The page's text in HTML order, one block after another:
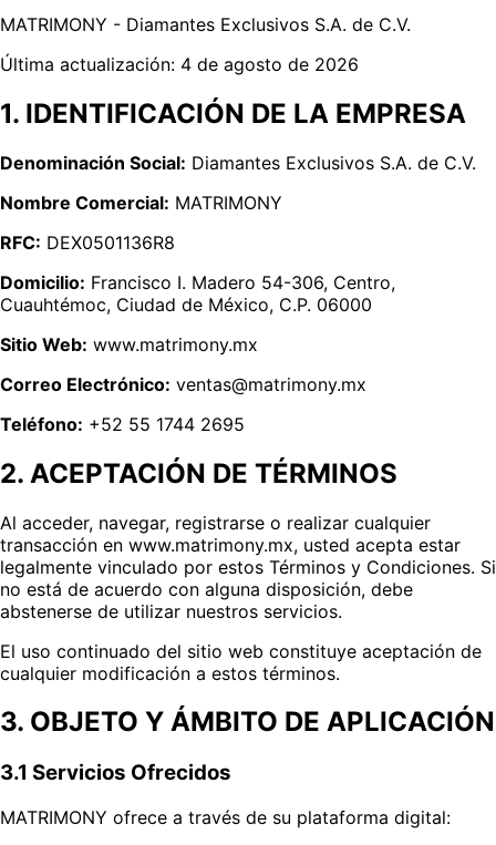
MATRIMONY - Diamantes Exclusivos S.A. de C.V.
Última actualización: 4 de agosto de 2026
1. IDENTIFICACIÓN DE LA EMPRESA
Denominación Social: Diamantes Exclusivos S.A. de C.V.
Nombre Comercial: MATRIMONY
RFC: DEX0501136R8
Domicilio: Francisco I. Madero 54-306, Centro,
Cuauhtémoc, Ciudad de México, C.P. 06000
Sitio Web: www.matrimony.mx
Correo Electrónico: ventas@matrimony.mx
Teléfono: +52 55 1744 2695
2. ACEPTACIÓN DE TÉRMINOS
Al acceder, navegar, registrarse o realizar cualquier
transacción en www.matrimony.mx, usted acepta estar
legalmente vinculado por estos Términos y Condiciones. Si
no está de acuerdo con alguna disposición, debe
abstenerse de utilizar nuestros servicios.
El uso continuado del sitio web constituye aceptación de
cualquier modificación a estos términos.
3. OBJETO Y ÁMBITO DE APLICACIÓN
3.1 Servicios Ofrecidos
MATRIMONY ofrece a través de su plataforma digital: